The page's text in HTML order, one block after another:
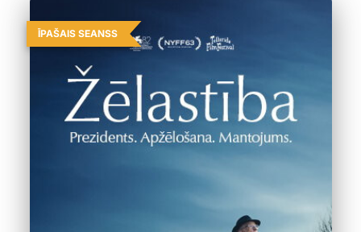
ĪPAŠAIS SEANSS